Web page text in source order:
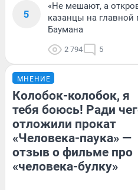
5
«Не мешают, а
казанцы на
Баумана
2 794 5
МНЕНИЕ
Колобок-колобок, я
тебя боюсь! Ради
отложили прокат
«Человека-паука» —
отзыв о фильме про
«человека-булку»